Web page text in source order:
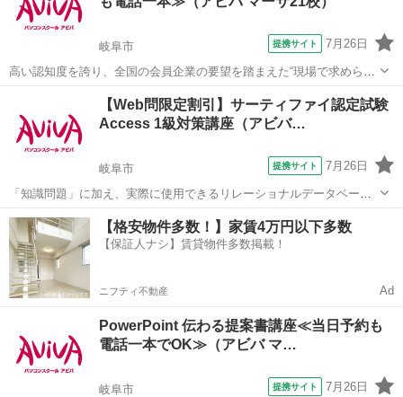
岐阜市 提携サイト 7月26日
高い認知度を誇り、全国の会員企業の要望を踏まえた“現場で求められ
ているスキル”、つまり実務を強く想定したスキルが身につく「日商PC
検定 文書作成2級」の取得に向けた学習を行います。
その他
【Web問限定割引】サーティファイ認定試験
Access 1級対策講座（アビバ…
岐阜市 提携サイト 7月26日
「知識問題」に加え、実際に使用できるリレーショナルデータベース
を作成する「実技問題」を解くことで、実践的な能力を証明できる資
格制度の、1級対策講座です。
岐阜 岐阜市 その他
【格安物件多数！】家賃4万円以下多数
【保証人ナシ】賃貸物件多数掲載！
ニフティ不動産 Ad
PowerPoint 伝わる提案書講座≪当日予約も
電話一本でOK≫（アビバ マ…
岐阜市 提携サイト 7月26日